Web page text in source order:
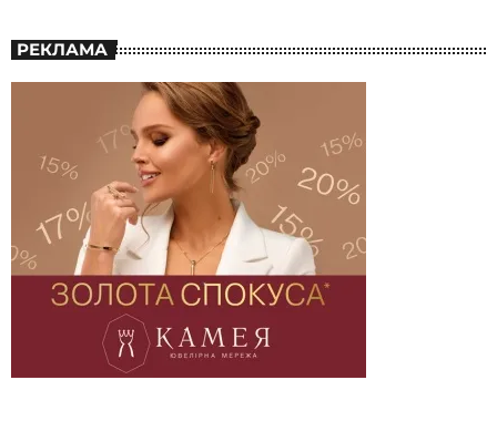
РЕКЛАМА